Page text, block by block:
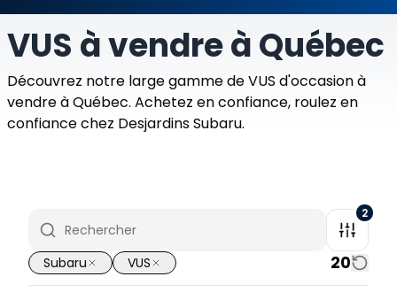
VUS à vendre à Québec
Découvrez notre large gamme de VUS d'occasion à
vendre à Québec. Achetez en confiance, roulez en
confiance chez Desjardins Subaru.
2
Subaru VUS 20